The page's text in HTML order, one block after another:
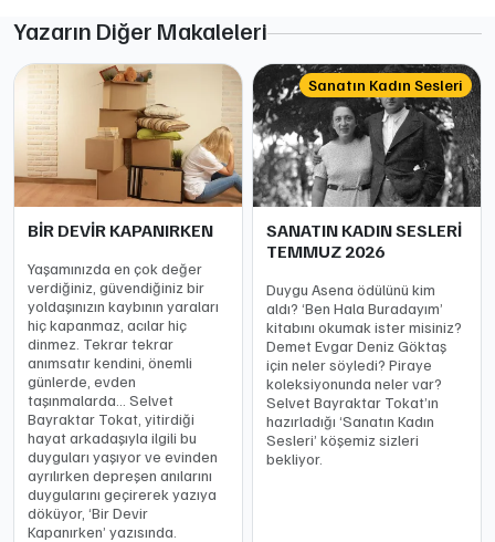
Yazarın Diğer Makaleleri
BİR DEVİR KAPANIRKEN
Yaşamınızda en çok değer
verdiğiniz, güvendiğiniz bir
yoldaşınızın kaybının yaraları
hiç kapanmaz, acılar hiç
dinmez. Tekrar tekrar
anımsatır kendini, önemli
günlerde, evden
taşınmalarda… Selvet
Bayraktar Tokat, yitirdiği
hayat arkadaşıyla ilgili bu
duyguları yaşıyor ve evinden
ayrılırken depreşen anılarını
duygularını geçirerek yazıya
döküyor, ‘Bir Devir
Kapanırken’ yazısında.
Sanatın Kadın Sesleri
SANATIN KADIN SESLERİ
TEMMUZ 2026
Duygu Asena ödülünü kim
aldı? ‘Ben Hala Buradayım’
kitabını okumak ister misiniz?
Demet Evgar Deniz Göktaş
için neler söyledi? Piraye
koleksiyonunda neler var?
Selvet Bayraktar Tokat’ın
hazırladığı ‘Sanatın Kadın
Sesleri’ köşemiz sizleri
bekliyor.